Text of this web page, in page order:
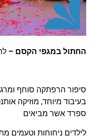
החתול במגפי הקסם –
סיפור הרפתקה סוחף
בעיבוד מיוחד, מוזיקה
ספרד אשר מביאים
לילדים ניחוחות וטעמים